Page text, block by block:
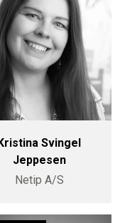
Svingel
Jeppesen
Netip A/S